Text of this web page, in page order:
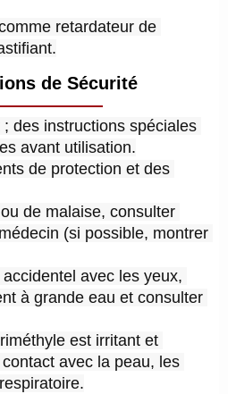
retardateur de
de Sécurité
des instructions spéciales
avant utilisation.
de protection et des
de malaise, consulter
(si possible, montrer
avec les yeux,
à grande eau et consulter
est irritant et
avec la peau, les